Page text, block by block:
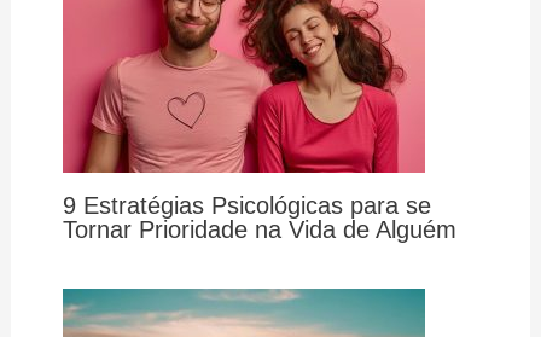
9 Estratégias Psicológicas para se
Tornar Prioridade na Vida de Alguém